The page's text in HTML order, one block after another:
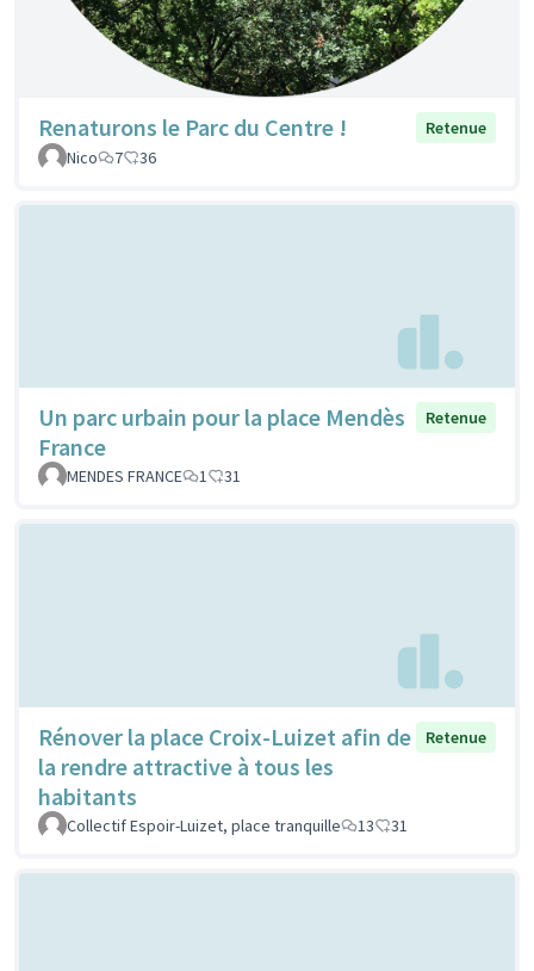
Renaturons le Parc du Centre !
Retenue
Nico
7 36
Un parc urbain pour la place Mendès
France
Retenue
MENDES FRANCE 1 31
Rénover la place Croix-Luizet afin de
la rendre attractive à tous les
habitants
Retenue
Collectif Espoir-Luizet, place tranquille 13 31